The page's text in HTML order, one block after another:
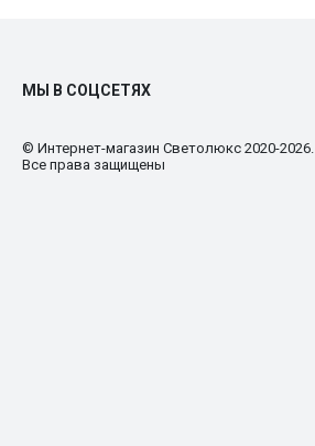
МЫ В СОЦСЕТЯХ
© Интернет-магазин Cветолюкс 2020-2026.
Все права защищены